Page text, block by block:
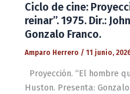
Ciclo de cine:
reinar”. 1975. Dir.:
Gonzalo Franco.
Amparo Herrero / 11 junio,
Proyección. “El hombre
Huston. Presenta: